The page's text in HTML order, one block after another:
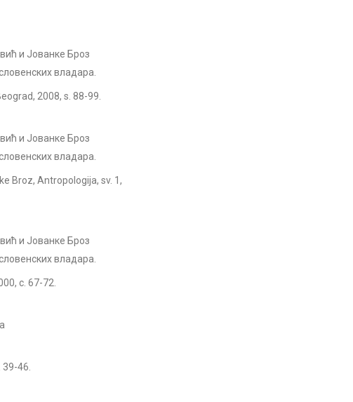
и Јованке Броз
владара.
2008, s. 88-99.
и Јованке Броз
владара.
Broz, Antropologija, sv. 1,
и Јованке Броз
владара.
с. 67-72.
46.